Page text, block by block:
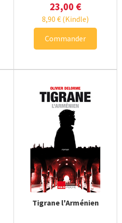
23,00 €
8,90€ (Kindle)
Commander
Tigrane l'Arménien